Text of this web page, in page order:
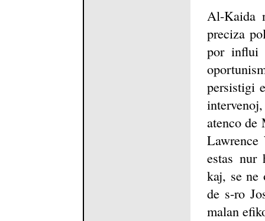
Al-Kaida
preciza
por influi
persistigi
atenco de
estas nur
kaj, se ne
de s-ro
malan